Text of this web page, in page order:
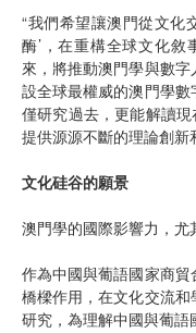
“我們希望讓澳門從文化
酶’，在重構全球文化
來，將推動澳門學與數
設全球最權威的澳門學
僅研究過去，更能解讀
提供源源不斷的理論創新
文化硅谷的願景
澳門學的國際影響力，尤
作為中國與葡語國家商
橋樑作用，在文化交流
研究，為理解中國與葡語